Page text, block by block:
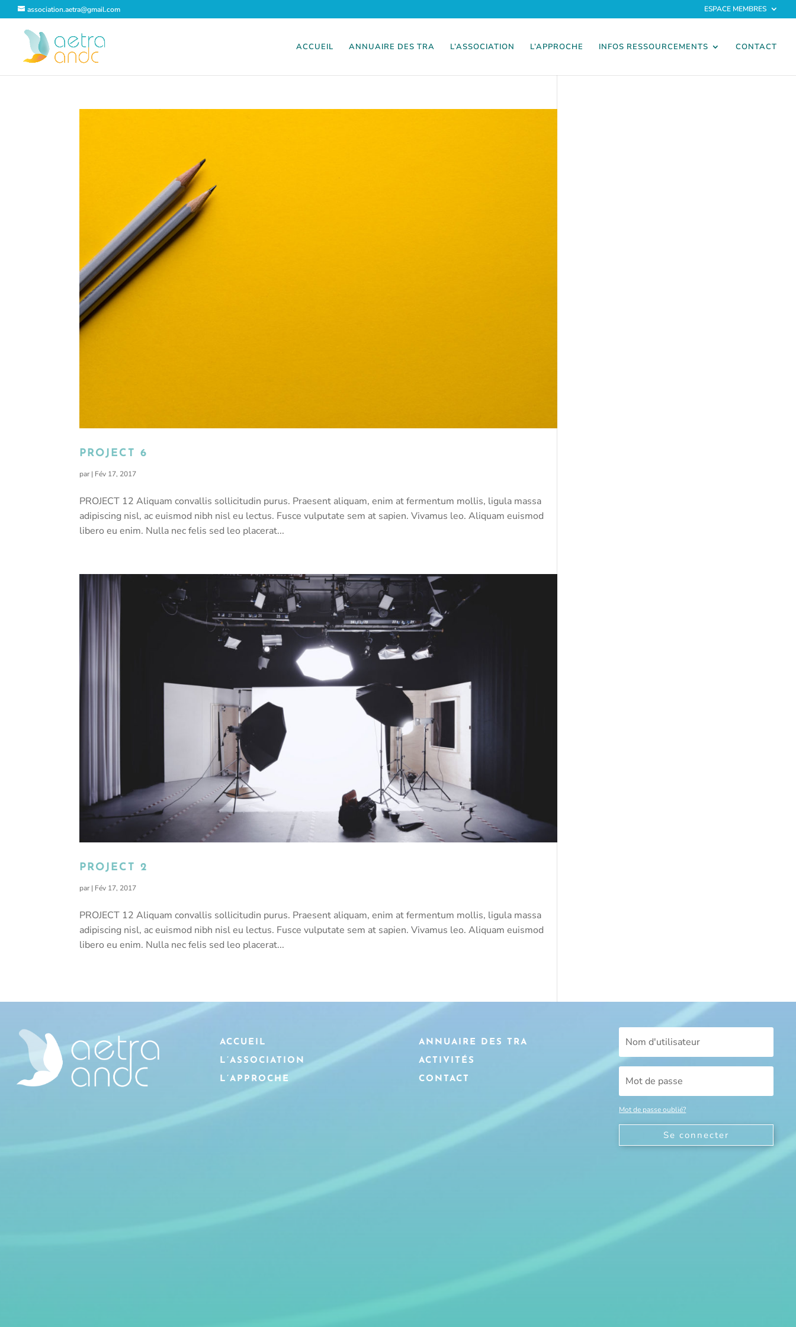
association.aetra@gmail.com ESPACE MEMBRES
ACCUEIL ANNUAIRE DES TRA L’ASSOCIATION L’APPROCHE INFOS RESSOURCEMENTS CONTACT
PROJECT 6
par | Fév 17, 2017
PROJECT 12 Aliquam convallis sollicitudin purus. Praesent aliquam, enim at fermentum mollis, ligula massa
adipiscing nisl, ac euismod nibh nisl eu lectus. Fusce vulputate sem at sapien. Vivamus leo. Aliquam euismod
libero eu enim. Nulla nec felis sed leo placerat...
PROJECT 2
par | Fév 17, 2017
PROJECT 12 Aliquam convallis sollicitudin purus. Praesent aliquam, enim at fermentum mollis, ligula massa
adipiscing nisl, ac euismod nibh nisl eu lectus. Fusce vulputate sem at sapien. Vivamus leo. Aliquam euismod
libero eu enim. Nulla nec felis sed leo placerat...
ACCUEIL
L’ASSOCIATION
L’APPROCHE
ANNUAIRE DES TRA
ACTIVITÉS
CONTACT
Mot de passe oublié?
Se connecter